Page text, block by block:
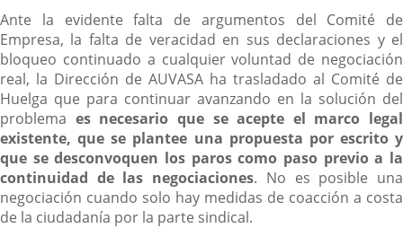
Ante la evidente falta de argumentos del Comité de
Empresa, la falta de veracidad en sus declaraciones y el
bloqueo continuado a cualquier voluntad de negociación
real, la Dirección de AUVASA ha trasladado al Comité de
Huelga que para continuar avanzando en la solución del
problema es necesario que se acepte el marco legal
existente, que se plantee una propuesta por escrito y
que se desconvoquen los paros como paso previo a la
continuidad de las negociaciones. No es posible una
negociación cuando solo hay medidas de coacción a costa
de la ciudadanía por la parte sindical.